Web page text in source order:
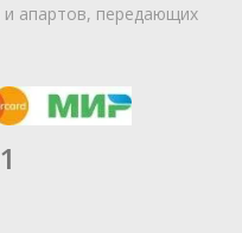
апартов, передающих